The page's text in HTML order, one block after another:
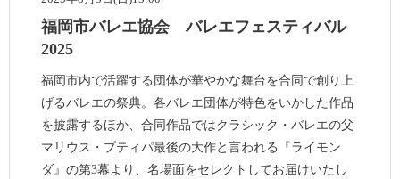
福岡市バレエ協会 バレエフェスティバル
2025
福岡市内で活躍する団体が華やかな舞台を合同で創り上
げるバレエの祭典。各バレエ団体が特色をいかした作品
を披露するほか、合同作品ではクラシック・バレエの父
マリウス・プティパ最後の大作と言われる『ライモン
ダ』の第3幕より、名場面をセレクトしてお届けいたし